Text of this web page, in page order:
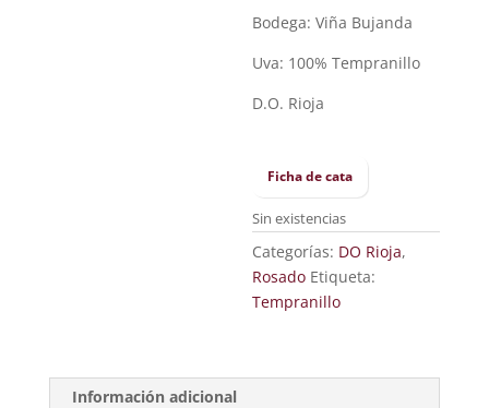
Bodega: Viña Bujanda
Uva: 100% Tempranillo
D.O. Rioja
Ficha de cata
Sin existencias
Categorías: DO Rioja,
Rosado Etiqueta:
Tempranillo
Información adicional